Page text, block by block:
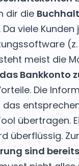
dir die
Da viele
(z.
meist die
Bankkonto
Die
das
übertragen.
überflüssig.
sind